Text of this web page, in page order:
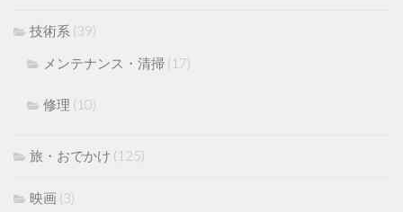
技術系 (39)
メンテナンス・清掃 (17)
修理 (10)
旅・おでかけ (125)
映画 (3)